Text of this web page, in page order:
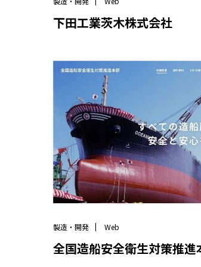
下田工業茨木株式会社
製造・開発 Web
全国造船安全衛生対策推進